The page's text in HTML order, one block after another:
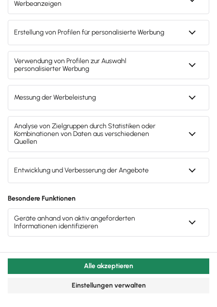
Fahrtenbuch korrekt führen: Regeln & Tipps
Erfahre, wie du dein Fahrtenbuch ordnungsgemäß
führst, Fehler vermeidest und dir Vorteile bei der
Steuer sicherst.
Lesezeit 11 Minuten
Buchhaltung & Finanzen
1-Prozent-Regelung: So versteuerst du deinen
Firmenwagen richtig